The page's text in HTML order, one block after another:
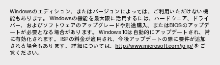
Windowsのエディション、またはバージョンによっては、ご利用いただけない機
能もあります。 Windowsの機能を最大限に活用するには、ハードウェア、ドライ
バー、およびソフトウェアのアップグレードや別途購入、またはBIOSのアップデ
ートが必要となる場合があります。 Windows 10は自動的にアップデートされ、常
に有効化されます。 ISPの料金が適用され、今後アップデートの際に要件が追加
される場合もあります。 詳細については、 http://www.microsoft.com/ja-jp/ をご
覧ください。